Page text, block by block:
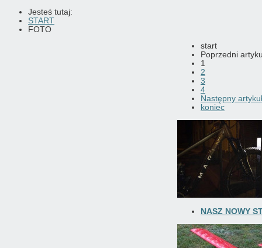
Jesteś tutaj:
START
FOTO
start
Poprzedni
1
2
3
4
Następny artykuł
koniec
NASZ NOWY